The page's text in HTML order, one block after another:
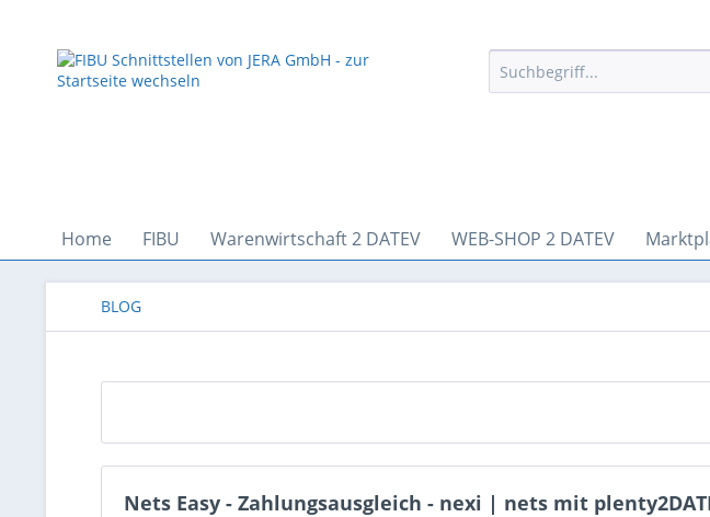
Home FIBU Warenwirtschaft 2 DATEV WEB-SHOP 2 DATEV
BLOG
Nets Easy - Zahlungsausgleich - nexi | nets mit